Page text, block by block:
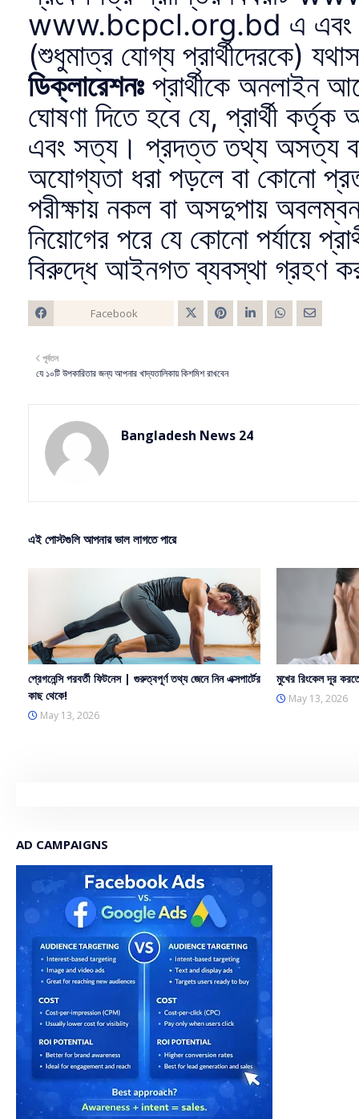
www.bcpcl.org.bd এ এবং
(শুধুমাত্র যোগ্য প্রার্থীদেরকে)
ডিক্লারেশনঃ প্রার্থীকে অনলাইন
ঘোষণা দিতে হবে যে, প্রার্থী
এবং সত্য। প্রদত্ত তথ্য অসত্য বা
অযোগ্যতা ধরা পড়লে বা কোনো
পরীক্ষায় নকল বা অসদুপায় অবলম্বন
নিয়োগের পরে যে কোনো পর্যায়ে
বিরুদ্ধে আইনগত ব্যবস্থা গ্রহণ
Facebook
পূর্বতন
যে ১০টি উপকারিতার জন্য আপনার খাদ্যতালিকায় কিশমিশ রাখবেন
Bangladesh News 24
এই পোস্টগুলি আপনার ভাল লাগতে পারে
প্রেগনেন্সি পরবর্তী ফিটনেস | গুরুত্বপূর্ণ তথ্য জেনে নিন এক্সপার্টের
কাছ থেকে!
May 13, 2026
মুখের রিংকেল দূর
May 13, 2026
AD CAMPAIGNS